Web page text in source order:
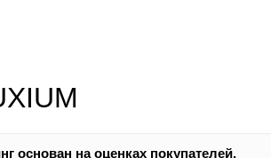
основан на оценках покупателей.